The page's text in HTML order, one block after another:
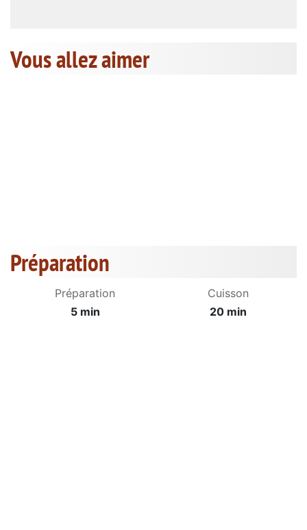
Vous allez aimer
Préparation
Préparation
5 min
Cuisson
20 min